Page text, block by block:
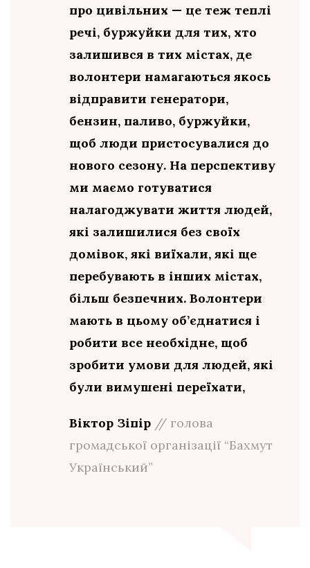
про цивільних — це теж теплі
речі, буржуйки для тих, хто
залишився в тих містах, де
волонтери намагаються якось
відправити генератори,
бензин, паливо, буржуйки,
щоб люди пристосувалися до
нового сезону. На перспективу
ми маємо готуватися
налагоджувати життя людей,
які залишилися без своїх
домівок, які виїхали, які ще
перебувають в інших містах,
більш безпечних. Волонтери
мають в цьому об’єднатися і
робити все необхідне, щоб
зробити умови для людей, які
були вимушені переїхати,
Віктор Зіпір // голова
громадської організації “Бахмут
Український”